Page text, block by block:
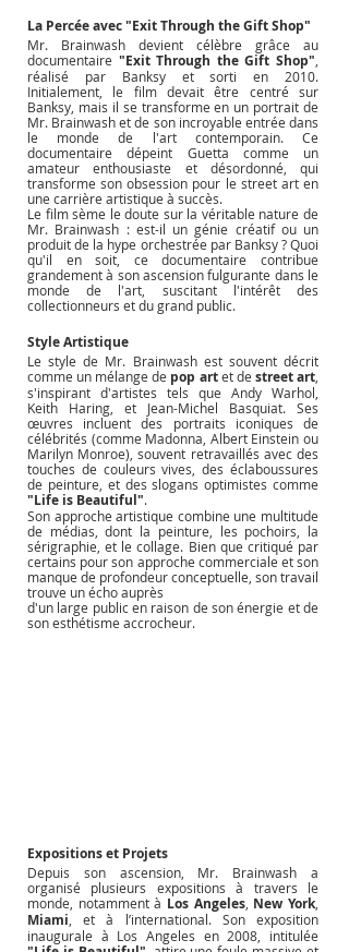
La Percée avec "Exit Through the Gift Shop"
Mr. Brainwash devient célèbre grâce au
documentaire "Exit Through the Gift Shop"
réalisé par Banksy et sorti en 2010.
Initialement, le film devait être centré sur
Banksy, mais il se transforme en un portrait de
Mr. Brainwash et de son incroyable entrée dans
le monde de l'art contemporain. Ce
documentaire dépeint Guetta comme un
amateur enthousiaste et désordonné, qui
transforme son obsession pour le street art en
une carrière artistique à succès.
Le film sème le doute sur la véritable nature de
Mr. Brainwash : est-il un génie créatif ou un
produit de la hype orchestrée par Banksy ? Quoi
qu'il en soit, ce documentaire contribue
grandement à son ascension fulgurante dans le
monde de l'art, suscitant l'intérêt des
collectionneurs et du grand public.
Style Artistique
Le style de Mr. Brainwash est souvent décrit
comme un mélange de pop art et de street art
s'inspirant d'artistes tels que Andy Warhol,
Keith Haring, et Jean-Michel Basquiat. Ses
œuvres incluent des portraits iconiques de
célébrités (comme Madonna, Albert Einstein ou
Marilyn Monroe), souvent retravaillés avec des
touches de couleurs vives, des éclaboussures
"Life is Beautiful".
Son approche artistique combine une multitude
de médias, dont la peinture, les pochoirs, la
sérigraphie, et le collage. Bien que critiqué par
certains pour son approche commerciale et son
manque de profondeur conceptuelle, son travail
trouve un écho auprès
d'un large public en raison de son énergie et de
son esthétisme accrocheur.
Expositions et Projets
Depuis son ascension, Mr. Brainwash a
organisé plusieurs expositions à travers le
monde, notamment à Los Angeles, New York
Miami , et à l’international. Son exposition